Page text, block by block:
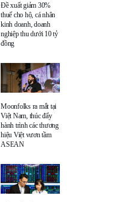
Đề xuất giảm 30%
thuế cho hộ, cá nhân
kinh doanh, doanh
nghiệp thu dưới 10 tỷ
đồng
Moonfolks ra mắt tại
Việt Nam, thúc đẩy
hành trình các thương
hiệu Việt vươn tầm
ASEAN